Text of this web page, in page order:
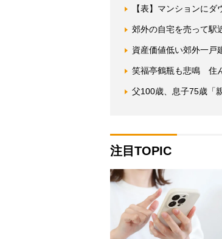
【表】マンションに
郊外の自宅を売って駅
資産価値低い郊外一
笑福亭鶴瓶も悲鳴 住
父100歳、息子75歳「
注目TOPIC